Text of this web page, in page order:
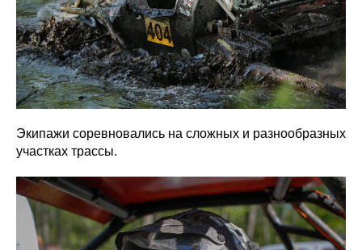
Экипажи соревновались на сложных и разнообразных
участках трассы.